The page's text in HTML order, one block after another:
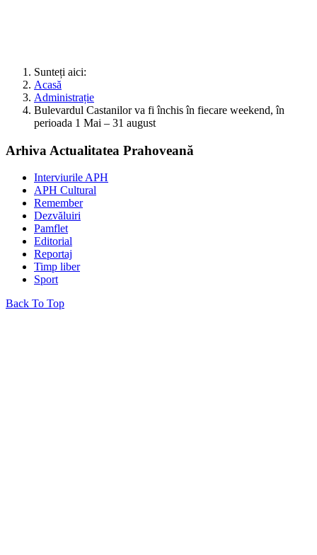
Sunteți aici:
Acasă
Administrație
Bulevardul Castanilor va fi închis în fiecare weekend, în
perioada 1 Mai – 31 august
Arhiva Actualitatea Prahoveană
Interviurile APH
APH Cultural
Remember
Dezvăluiri
Pamflet
Editorial
Reportaj
Timp liber
Sport
Back To Top